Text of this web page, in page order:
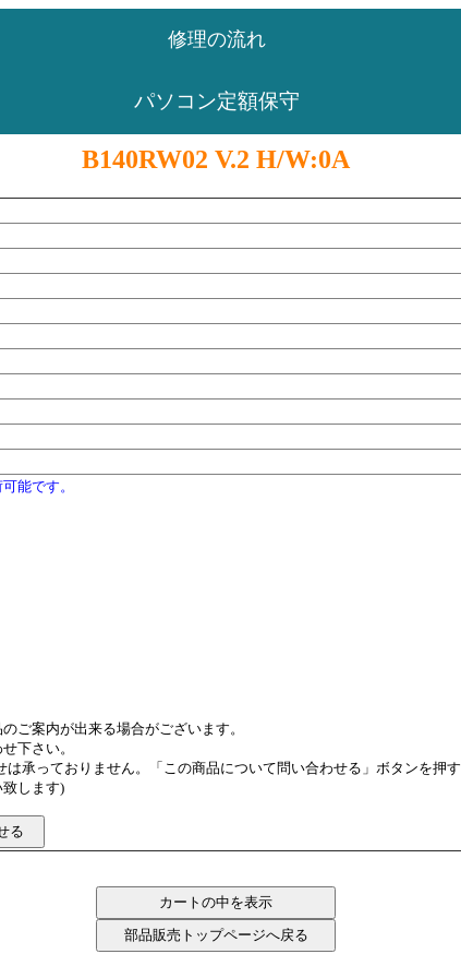
修理の流れ
パソコン定額保守
B140RW02 V.2 H/W:0A
能です。
ご案内が出来る場合がございます。
下さい。
承っておりません。「この商品について問い合わせる」ボタンを押
します)